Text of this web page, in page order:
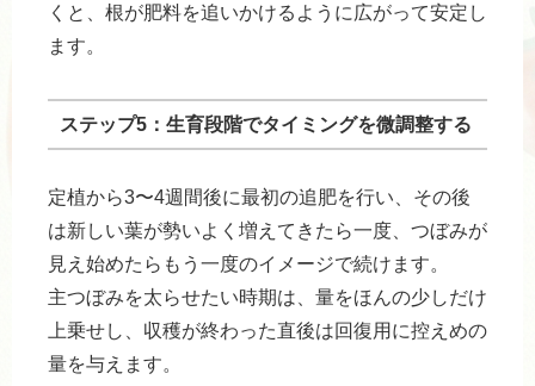
くと、根が肥料を追いかけるように広がって安定し
ます。
ステップ5：生育段階でタイミングを微調整する
定植から3〜4週間後に最初の追肥を行い、その後
は新しい葉が勢いよく増えてきたら一度、つぼみが
見え始めたらもう一度のイメージで続けます。
主つぼみを太らせたい時期は、量をほんの少しだけ
上乗せし、収穫が終わった直後は回復用に控えめの
量を与えます。